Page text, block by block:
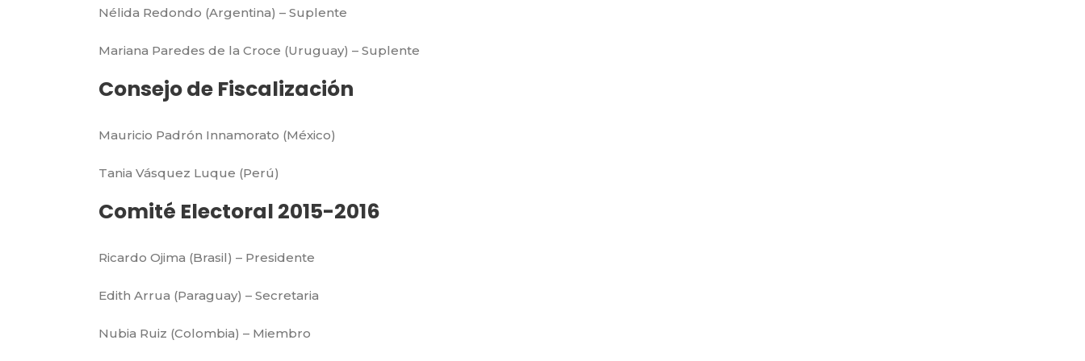
Nélida Redondo (Argentina) – Suplente
Mariana Paredes de la Croce (Uruguay) – Suplente
Consejo de Fiscalización
Mauricio Padrón Innamorato (México)
Tania Vásquez Luque (Perú)
Comité Electoral 2015-2016
Ricardo Ojima (Brasil) – Presidente
Edith Arrua (Paraguay) – Secretaria
Nubia Ruiz (Colombia) – Miembro